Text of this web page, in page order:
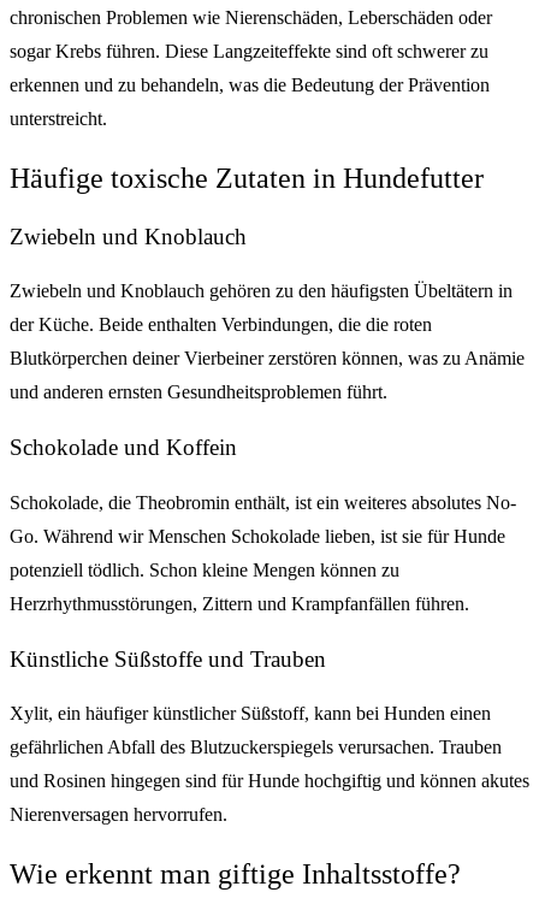
chronischen Problemen wie Nierenschäden, Leberschäden oder
sogar Krebs führen. Diese Langzeiteffekte sind oft schwerer zu
erkennen und zu behandeln, was die Bedeutung der Prävention
unterstreicht.
Häufige toxische Zutaten in Hundefutter
Zwiebeln und Knoblauch
Zwiebeln und Knoblauch gehören zu den häufigsten Übeltätern in
der Küche. Beide enthalten Verbindungen, die die roten
Blutkörperchen deiner Vierbeiner zerstören können, was zu Anämie
und anderen ernsten Gesundheitsproblemen führt.
Schokolade und Koffein
Schokolade, die Theobromin enthält, ist ein weiteres absolutes No-
Go. Während wir Menschen Schokolade lieben, ist sie für Hunde
potenziell tödlich. Schon kleine Mengen können zu
Herzrhythmusstörungen, Zittern und Krampfanfällen führen.
Künstliche Süßstoffe und Trauben
Xylit, ein häufiger künstlicher Süßstoff, kann bei Hunden einen
gefährlichen Abfall des Blutzuckerspiegels verursachen. Trauben
und Rosinen hingegen sind für Hunde hochgiftig und können akutes
Nierenversagen hervorrufen.
Wie erkennt man giftige Inhaltsstoffe?